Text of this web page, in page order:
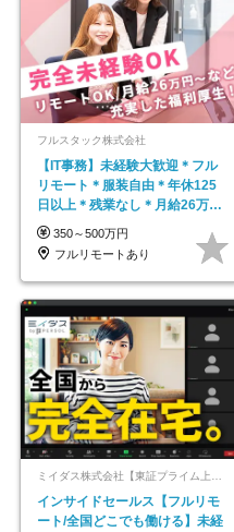
フルスタック株式会社
【IT事務】未経験大歓迎＊フル
リモート＊服装自由＊年休125
日以上＊残業なし＊月給26万円
以上
350～500万円
フルリモートあり
ミイダス株式会社【東証プライム上場パーソルグループ】
インサイドセールス【フルリモ
ート/全国どこでも働ける】未経